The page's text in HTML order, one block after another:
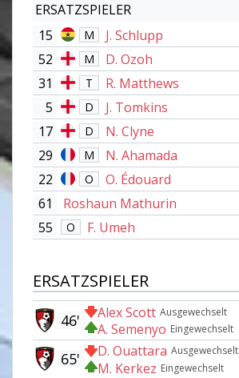
ERSATZSPIELER
15
M J. Schlupp
52 M D. Ozoh
31 T
R. Matthews
5
D
J. Tomkins
17
D
N. Clyne
29
M
N. Ahamada
22
O O. Édouard
61
Roshaun Mathurin
55
O F. Umeh
ERSATZSPIELER
Ausgewechselt
Alex Scott
Eingewechselt
A. Semenyo
46'
Ausgewechselt
D. Ouattara
Eingewechselt
M. Kerkez
65'